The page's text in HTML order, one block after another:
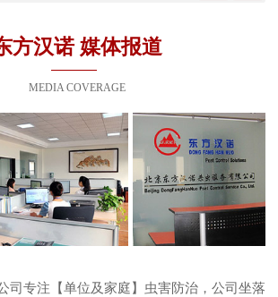
方汉诺 媒体报道
MEDIA COVERAGE
司专注【单位及家庭】虫害防治，公司坐落